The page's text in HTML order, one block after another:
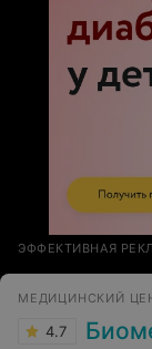
ЭФФЕКТИВНАЯ
МЕДИЦИНСКИЙ
4.7